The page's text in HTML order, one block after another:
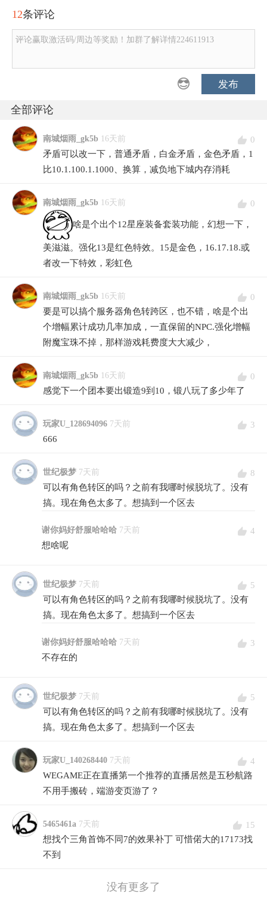
12条评论
评论赢取激活码/周边等奖励！加群了解详情224611913
发布
全部评论
南城烟雨_gk5b 16天前
0
矛盾可以改一下，普通矛盾，白金矛盾，金色矛盾，1
比10.1.100.1.1000、换算，减负地下城内存消耗
南城烟雨_gk5b 16天前 0
啥是个出个12星座装备套装功能，幻想一下，
美滋滋。强化13是红色特效。15是金色，16.17.18.或
者改一下特效，彩虹色
南城烟雨_gk5b 16天前
0
要是可以搞个服务器角色转跨区，也不错，啥是个出
个增幅累计成功几率加成，一直保留的NPC.强化增幅
附魔宝珠不掉，那样游戏耗费度大大减少，
南城烟雨_gk5b 16天前
0
感觉下一个团本要出锻造9到10，锻八玩了多少年了
玩家U_128694096 7天前
3
666
世纪极梦 7天前
8
可以有角色转区的吗？之前有我哪时候脱坑了。没有
搞。现在角色太多了。想搞到一个区去
谢你妈好舒服哈哈哈 7天前
4
想啥呢
世纪极梦 7天前
5
可以有角色转区的吗？之前有我哪时候脱坑了。没有
搞。现在角色太多了。想搞到一个区去
谢你妈好舒服哈哈哈 7天前
3
不存在的
世纪极梦 7天前
5
可以有角色转区的吗？之前有我哪时候脱坑了。没有
搞。现在角色太多了。想搞到一个区去
玩家U_140268440 7天前
4
WEGAME正在直播第一个推荐的直播居然是五秒航路
不用手搬砖，端游变页游了？
5465461a 7天前
15
想找个三角首饰不同7的效果补丁 可惜偌大的17173找
不到
没有更多了